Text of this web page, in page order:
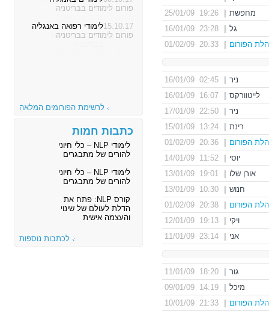
מחפשת
19:26 25/01/09
גל
23:28 16/01/09
הפורום
20:33 01/02/09
ניר
02:45 16/01/09
לייטוורקס
16:07 16/01/09
ניר
22:50 17/01/09
רינת
13:24 15/01/09
הפורום
20:36 01/02/09
יוסי
11:52 14/01/09
אורן שלו
19:01 13/01/09
חנוש
10:30 13/01/09
הפורום
20:38 01/02/09
ויקי
19:13 12/01/09
אני
23:14 11/01/09
גור
18:20 11/01/09
מיכל
14:19 09/01/09
הפורום
21:33 10/01/09
פורום לימודים בבריטניה
15.10.17לימודי רפואה באנגליה
פורום לימודים בבריטניה
לרשימת הפורומים המלאה
כתבות חמות
לימודי NLP – כלי חיוני
להורים של מתבגרים
לימודי NLP – כלי חיוני
להורים של מתבגרים
קורס NLP: פתח את
הדלת לעולם של שינוי
והעצמה אישית
לכתבות נוספות